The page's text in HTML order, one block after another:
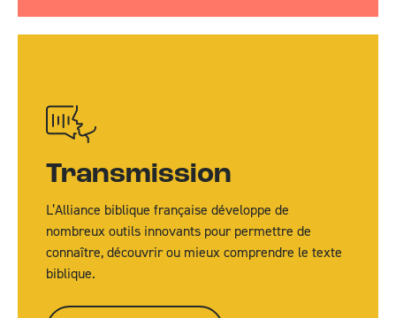
Transmission
L’Alliance biblique française développe de
nombreux outils innovants pour permettre de
connaître, découvrir ou mieux comprendre le texte
biblique.